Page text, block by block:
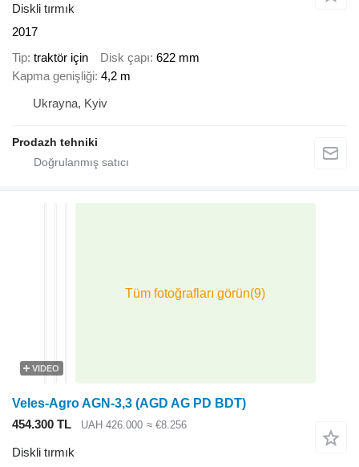
Diskli tırmık
2017
Tip traktör için Disk çapı 622 mm
Kapma genişliği 4,2 m
Ukrayna, Kyiv
Prodazh tehniki
VIDEO
Veles-Agro AGN-3,3 (AGD AG PD BDT)
454.300 TL
UAH 426.000 ≈ €8.256
Diskli tırmık